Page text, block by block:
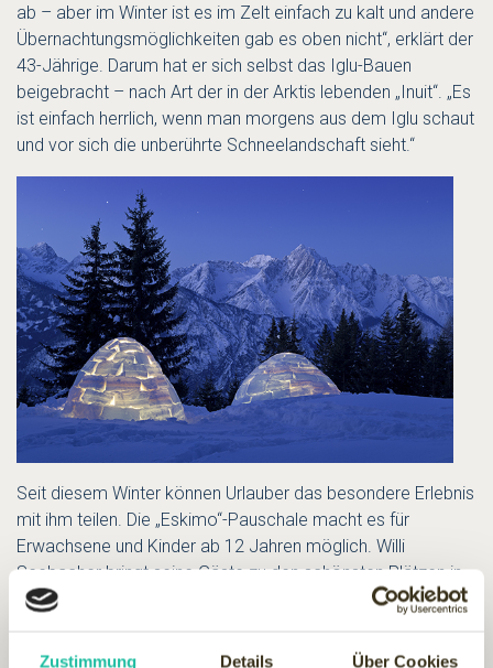
Zustimmung Details Über Cookies
ab – aber im Winter ist es im Zelt einfach zu kalt und andere
Übernachtungsmöglichkeiten gab es oben nicht“, erklärt der
43-Jährige. Darum hat er sich selbst das Iglu-Bauen
beigebracht – nach Art der in der Arktis lebenden „Inuit“. „Es
ist einfach herrlich, wenn man morgens aus dem Iglu schaut
und vor sich die unberührte Schneelandschaft sieht.“
Seit diesem Winter können Urlauber das besondere Erlebnis
mit ihm teilen. Die „Eskimo“-Pauschale macht es für
Erwachsene und Kinder ab 12 Jahren möglich. Willi
Seebacher bringt seine Gäste zu den schönsten Plätzen in
den Lienzer Dolomiten, im Defereggental und im Skigebiet
schließlich geht es durch tief verschneite Landschaften.